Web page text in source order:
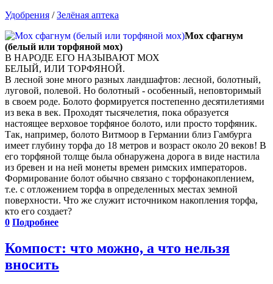
Удобрения /Зелёная аптека
Мох сфагнум
(белый или торфяной мох)
В НАРОДЕ ЕГО НАЗЫВАЮТ МОХ
БЕЛЫЙ, ИЛИ ТОРФЯНОЙ.
В лесной зоне много разных ландшафтов: лесной, болотный,
луговой, полевой. Но болотный - особенный, неповторимый
в своем роде. Болото формируется постепенно десятилетиями
из века в век. Проходят тысячелетия, пока образуется
настоящее верховое торфяное болото, или просто торфяник.
Так, например, болото Витмоор в Германии близ Гамбурга
имеет глубину торфа до 18 метров и возраст около 20 веков! В
его торфяной толще была обнаружена дорога в виде настила
из бревен и на ней монеты времен римских императоров.
Формирование болот обычно связано с торфонакоплением,
т.е. с отложением торфа в определенных местах земной
поверхности. Что же служит источником накопления торфа,
кто его создает?
0 Подробнее
Компост: что можно, а что нельзя
вносить